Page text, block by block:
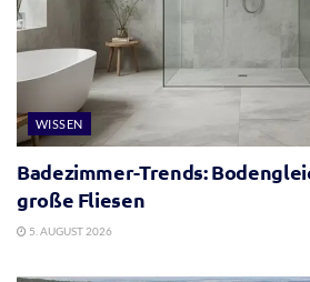
WISSEN
Badezimmer-Trends:
große Fliesen
5. AUGUST 2026